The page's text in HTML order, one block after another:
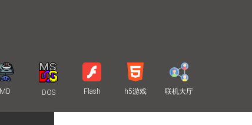
MD DOS Flash h5游戏 联机大厅